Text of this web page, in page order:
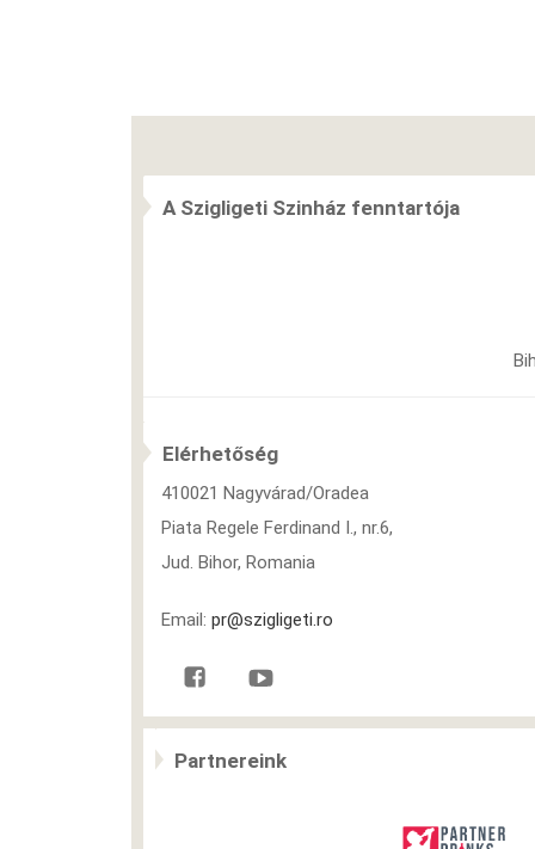
A Szigligeti Szinház fenntartója
Elérhetőség
410021 Nagyvárad/Oradea
Piata Regele Ferdinand I., nr.6,
Jud. Bihor, Romania
Email: pr@szigligeti.ro
Partnereink